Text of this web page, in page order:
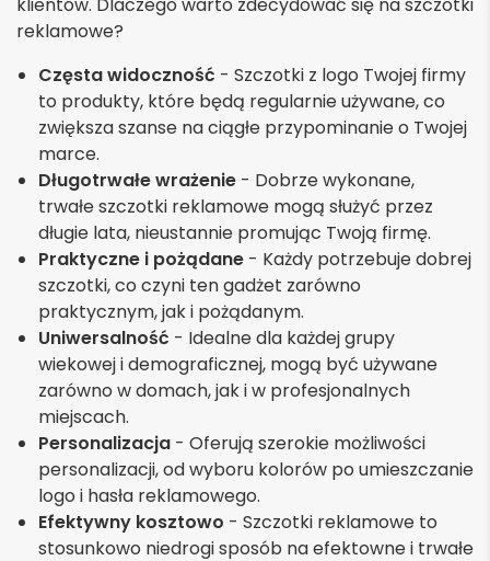
reklamowe?
Częsta widoczność - Szczotki z logo Twojej firmy
to produkty, które będą regularnie używane, co
zwiększa szanse na ciągłe przypominanie o Twojej
marce.
Długotrwałe wrażenie - Dobrze wykonane,
trwałe szczotki reklamowe mogą służyć przez
długie lata, nieustannie promując Twoją firmę.
Praktyczne i pożądane - Każdy potrzebuje dobrej
szczotki, co czyni ten gadżet zarówno
praktycznym, jak i pożądanym.
Uniwersalność - Idealne dla każdej grupy
wiekowej i demograficznej, mogą być używane
zarówno w domach, jak i w profesjonalnych
miejscach.
Personalizacja - Oferują szerokie możliwości
personalizacji, od wyboru kolorów po umieszczanie
logo i hasła reklamowego.
Efektywny kosztowo - Szczotki reklamowe to
stosunkowo niedrogi sposób na efektowne i trwałe